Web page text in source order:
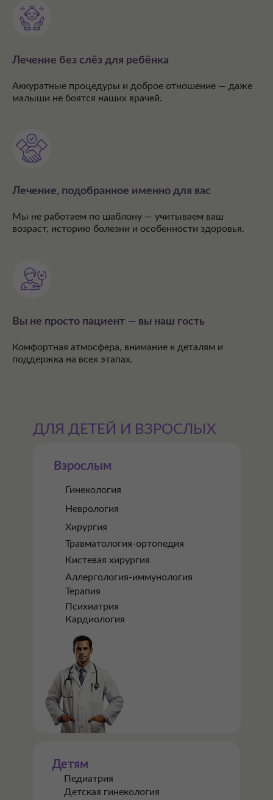
Лечение без слёз для ребёнка
Аккуратные процедуры и доброе отношение — даже
малыши не боятся наших врачей.
Лечение, подобранное именно для вас
Мы не работаем по шаблону — учитываем ваш
возраст, историю болезни и особенности здоровья.
Вы не просто пациент — вы наш гость
Комфортная атмосфера, внимание к деталям и
поддержка на всех этапах.
Гинекология
Неврология
Хирургия
Травматология-ортопедия
Кистевая хирургия
Аллергология-иммунология
Взрослым
Психиатрия
Терапия
Кардиология
Педиатрия
Детская гинекология
Детям
ДЛЯ ДЕТЕЙ И ВЗРОСЛЫХ